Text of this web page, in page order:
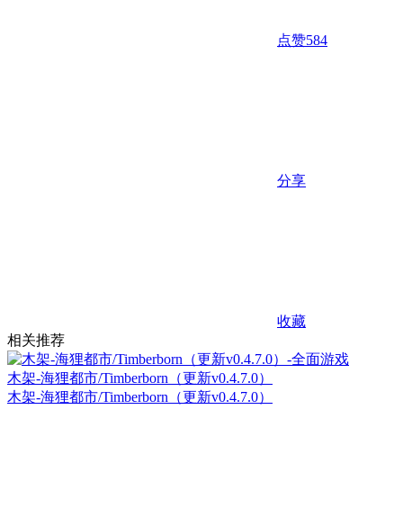
点赞584
分享
收藏
相关推荐
木架-海狸都市/Timberborn（更新v0.4.7.0）
木架-海狸都市/Timberborn（更新v0.4.7.0）